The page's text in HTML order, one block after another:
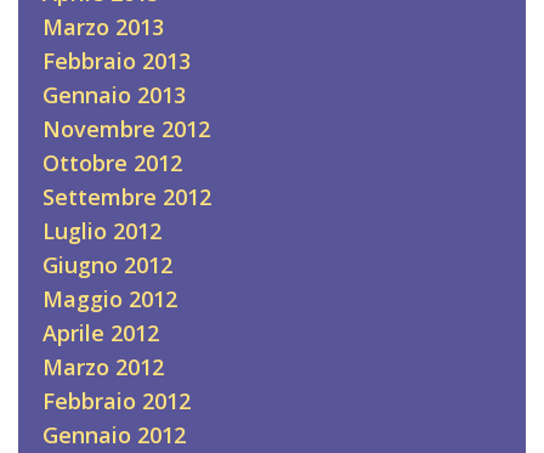
Marzo 2013
Febbraio 2013
Gennaio 2013
Novembre 2012
Ottobre 2012
Settembre 2012
Luglio 2012
Giugno 2012
Maggio 2012
Aprile 2012
Marzo 2012
Febbraio 2012
Gennaio 2012